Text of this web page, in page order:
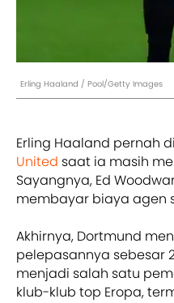
Erling Haaland / Pool/Getty Images
Erling Haaland pernah
United saat ia masih
Sayangnya, Ed
membayar biaya agen
Akhirnya, Dortmund
pelepasannya sebesar
menjadi salah satu
klub-klub top Eropa,